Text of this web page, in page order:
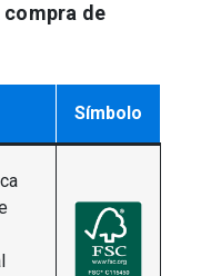
de
Símbolo